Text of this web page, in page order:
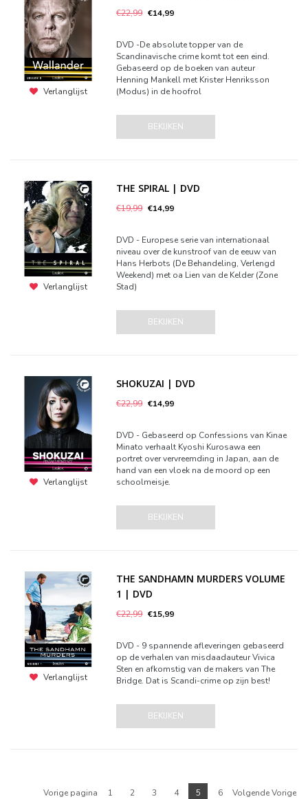
Verlanglijst
€22,99 €14,99
DVD -De absolute topper van de
Scandinavische crime komt tot een eind.
Gebaseerd op de boeken van auteur
Henning Mankell met Krister Henriksson
(Modus) in de hoofrol
BEKIJKEN
Verlanglijst
THE SPIRAL | DVD
€19,99 €14,99
DVD - Europese serie van internationaal
niveau over de kunstroof van de eeuw van
Hans Herbots (De Behandeling, Verlengd
Weekend) met oa Lien van de Kelder (Zone
Stad)
BEKIJKEN
Verlanglijst
SHOKUZAI | DVD
€22,99 €14,99
DVD - Gebaseerd op Confessions van Kinae
Minato verhaalt Kyoshi Kurosawa een
portret over vervreemding in Japan, aan de
hand van een vloek na de moord op een
schoolmeisje.
BEKIJKEN
Verlanglijst
THE SANDHAMN MURDERS VOLUME
1 | DVD
€22,99 €15,99
DVD - 9 spannende afleveringen gebaseerd
op de verhalen van misdaadauteur Vivica
Sten en afkomstig van de makers van The
Bridge. Dat is Scandi-crime op zijn best!
BEKIJKEN
Vorige pagina 1 2 3 4 5 6 Volgende Vorige